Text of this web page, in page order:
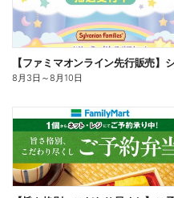
8月3日 ～8月10日